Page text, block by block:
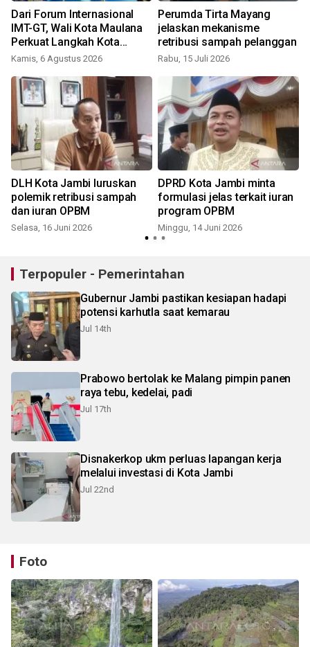
Dari Forum Internasional
IMT-GT, Wali Kota Maulana
Perkuat Langkah Kota
Jambi Menuju Green City
Kamis, 6 Agustus 2026
Perumda Tirta Mayang
jelaskan mekanisme
retribusi sampah pelanggan
Rabu, 15 Juli 2026
DLH Kota Jambi luruskan
polemik retribusi sampah
dan iuran OPBM
Selasa, 16 Juni 2026
DPRD Kota Jambi minta
formulasi jelas terkait iuran
program OPBM
Minggu, 14 Juni 2026
Terpopuler - Pemerintahan
Gubernur Jambi pastikan kesiapan hadapi
potensi karhutla saat kemarau
Jul 14th
Prabowo bertolak ke Malang pimpin panen
raya tebu, kedelai, padi
Jul 17th
Disnakerkop ukm perluas lapangan kerja
melalui investasi di Kota Jambi
Jul 22nd
Foto